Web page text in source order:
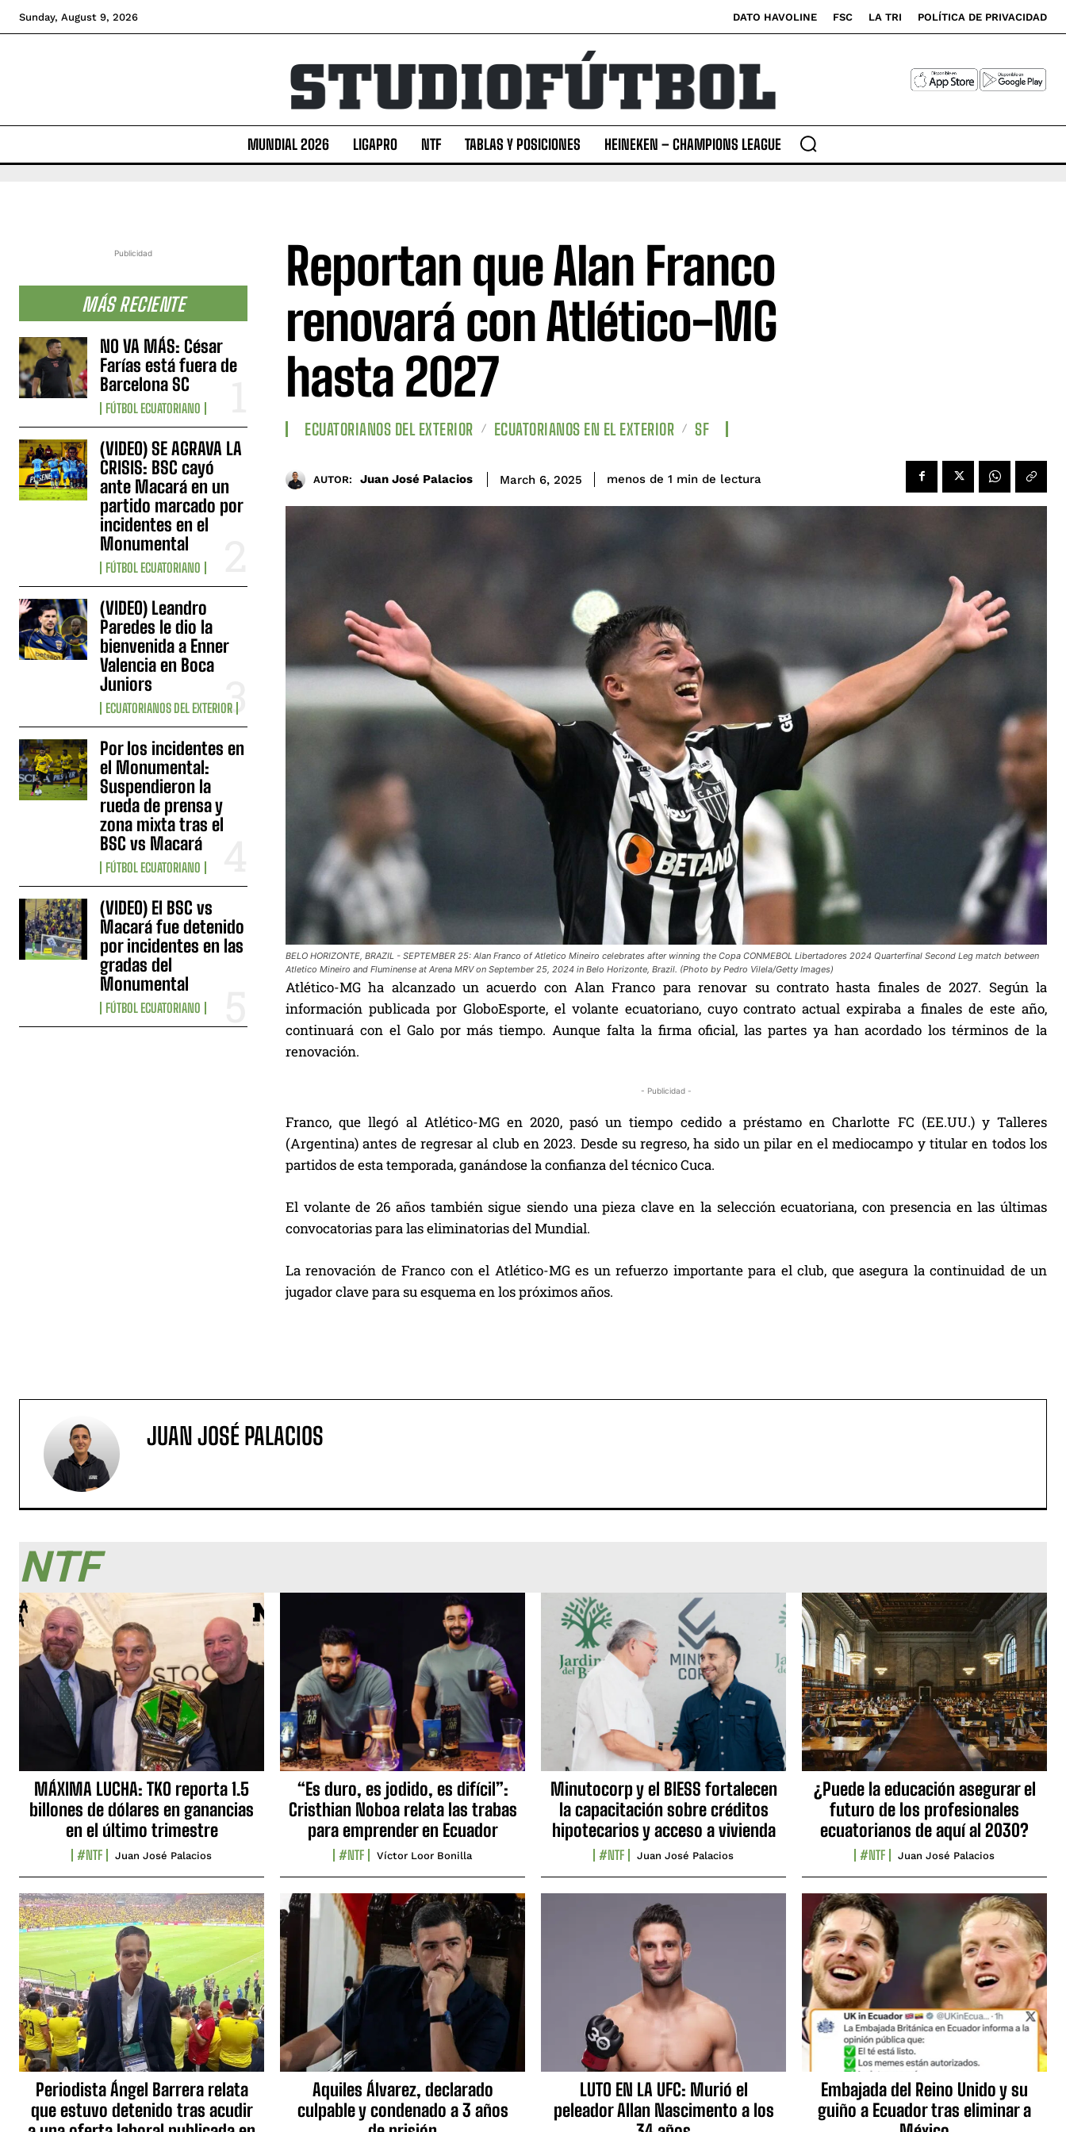
Sunday, August 9, 2026 DATO HAVOLINE FSC LA TRI POLÍTICA DE PRIVACIDAD
MUNDIAL 2026 LIGAPRO NTF TABLAS Y POSICIONES HEINEKEN – CHAMPIONS LEAGUE
Publicidad
MÁS RECIENTE
NO VA MÁS: César
Farías está fuera de
Barcelona SC
FÚTBOL ECUATORIANO
(VIDEO) SE AGRAVA LA
CRISIS: BSC cayó
ante Macará en un
partido marcado por
incidentes en el
Monumental
FÚTBOL ECUATORIANO
(VIDEO) Leandro
Paredes le dio la
bienvenida a Enner
Valencia en Boca
Juniors
ECUATORIANOS DEL EXTERIOR
Por los incidentes en
el Monumental:
Suspendieron la
rueda de prensa y
zona mixta tras el
BSC vs Macará
FÚTBOL ECUATORIANO
(VIDEO) El BSC vs
Macará fue detenido
por incidentes en las
gradas del
Monumental
FÚTBOL ECUATORIANO
Reportan que Alan Franco
renovará con Atlético-MG
hasta 2027
ECUATORIANOS DEL EXTERIOR ECUATORIANOS EN EL EXTERIOR SF
AUTOR: Juan José Palacios March 6, 2025 menos de 1 min de lectura
BELO HORIZONTE, BRAZIL - SEPTEMBER 25: Alan Franco of Atletico Mineiro celebrates after winning the Copa CONMEBOL Libertadores 2024 Quarterfinal Second Leg match between
Atletico Mineiro and Fluminense at Arena MRV on September 25, 2024 in Belo Horizonte, Brazil. (Photo by Pedro Vilela/Getty Images)
Atlético-MG ha alcanzado un acuerdo con Alan Franco para renovar su contrato hasta finales de 2027. Según la
información publicada por GloboEsporte, el volante ecuatoriano, cuyo contrato actual expiraba a finales de este año,
continuará con el Galo por más tiempo. Aunque falta la firma oficial, las partes ya han acordado los términos de la
renovación.
- Publicidad -
Franco, que llegó al Atlético-MG en 2020, pasó un tiempo cedido a préstamo en Charlotte FC (EE.UU.) y Talleres
(Argentina) antes de regresar al club en 2023. Desde su regreso, ha sido un pilar en el mediocampo y titular en todos los
partidos de esta temporada, ganándose la confianza del técnico Cuca.
El volante de 26 años también sigue siendo una pieza clave en la selección ecuatoriana, con presencia en las últimas
convocatorias para las eliminatorias del Mundial.
La renovación de Franco con el Atlético-MG es un refuerzo importante para el club, que asegura la continuidad de un
jugador clave para su esquema en los próximos años.
JUAN JOSÉ PALACIOS
NTF
MÁXIMA LUCHA: TKO reporta 1.5
billones de dólares en ganancias
en el último trimestre
#NTF Juan José Palacios
“Es duro, es jodido, es difícil”:
Cristhian Noboa relata las trabas
para emprender en Ecuador
#NTF Víctor Loor Bonilla
Minutocorp y el BIESS fortalecen
la capacitación sobre créditos
hipotecarios y acceso a vivienda
#NTF Juan José Palacios
¿Puede la educación asegurar el
futuro de los profesionales
ecuatorianos de aquí al 2030?
#NTF Juan José Palacios
Periodista Ángel Barrera relata
que estuvo detenido tras acudir
Aquiles Álvarez, declarado
culpable y condenado a 3 años
LUTO EN LA UFC: Murió el
peleador Allan Nascimento a los
Embajada del Reino Unido y su
guiño a Ecuador tras eliminar a